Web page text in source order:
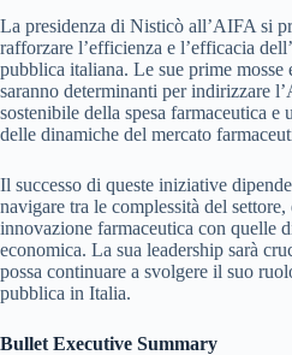
La presidenza di Nisticò all’AIFA si
rafforzare l’efficienza e l’efficacia
pubblica italiana. Le sue prime mosse
saranno determinanti per indirizzare
sostenibile della spesa farmaceutica e
delle dinamiche del mercato
Il successo di queste iniziative
navigare tra le complessità del
innovazione farmaceutica con quelle
economica. La sua leadership sarà
possa continuare a svolgere il suo
pubblica in Italia.
Bullet Executive Summary